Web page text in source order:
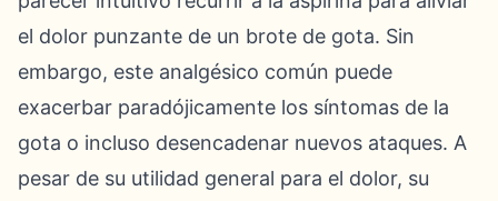
el dolor punzante de un brote de gota. Sin
embargo, este analgésico común puede
exacerbar paradójicamente los síntomas de la
gota o incluso desencadenar nuevos ataques. A
pesar de su utilidad general para el dolor, su